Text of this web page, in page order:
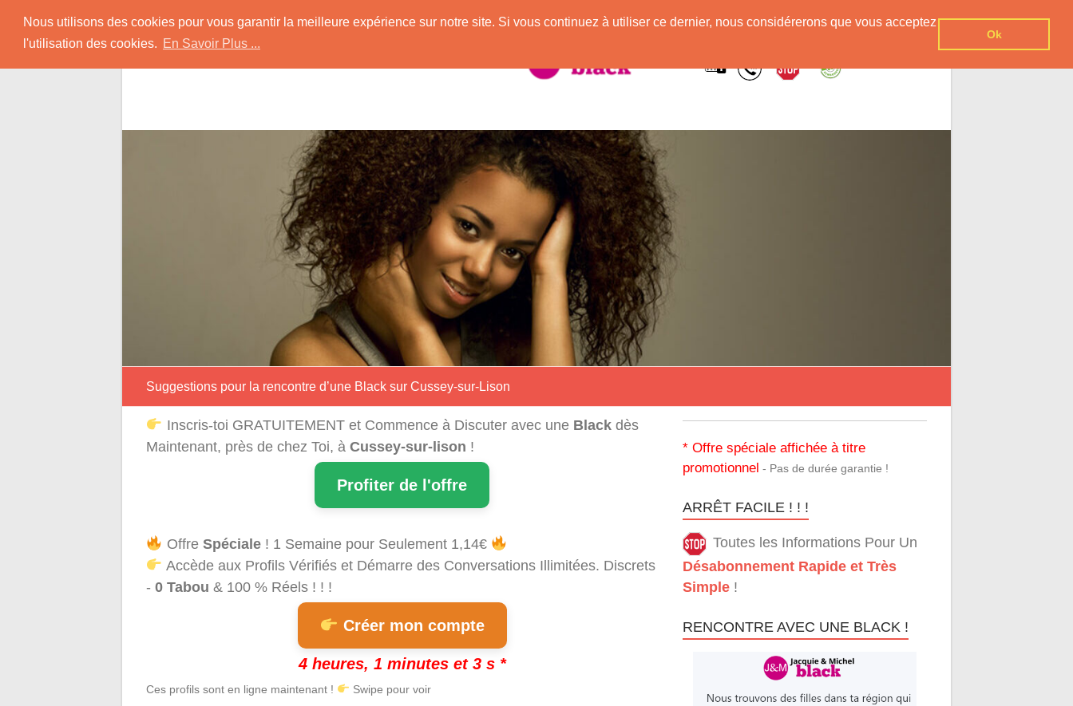
Nous utilisons des cookies pour vous garantir la meilleure expérience sur notre site. Si vous continuez à utiliser ce dernier, nous considérerons que vous acceptez
l'utilisation des cookies. En Savoir Plus ...
Ok
content
Rencontrer-Black
Conseils pour Rencontrer une Jolie Célibataire à la Peau Noire !
Suggestions pour la rencontre d’une Black sur Cussey-sur-Lison
Inscris-toi GRATUITEMENT et Commence à Discuter avec une Blackdès
Maintenant, près de chez Toi, à Cussey-sur-lison !
Profiter de l'offre
Offre Spéciale! 1 Semaine pour Seulement 1,14€
Accède aux Profils Vérifiés et Démarre des Conversations Illimitées. Discrets
- 0 Tabou & 100 % Réels ! ! !
Créer mon compte
4 heures, 1 minutes et 2 s *
Ces profils sont en ligne maintenant ! Swipe pour voir
* Offre spéciale affichée à titre
promotionnel - Pas de durée garantie !
ARRÊT FACILE ! ! !
Toutes les Informations Pour Un
Désabonnement Rapide et Très
Simple !
RENCONTRE AVEC UNE BLACK !